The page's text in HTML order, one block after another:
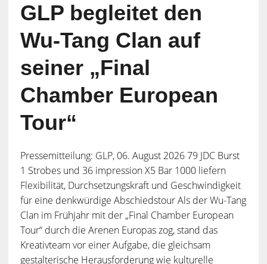
GLP begleitet den
Wu-Tang Clan auf
seiner „Final
Chamber European
Tour“
Pressemitteilung: GLP, 06. August 2026 79 JDC Burst
1 Strobes und 36 impression X5 Bar 1000 liefern
Flexibilität, Durchsetzungskraft und Geschwindigkeit
für eine denkwürdige Abschiedstour Als der Wu-Tang
Clan im Frühjahr mit der „Final Chamber European
Tour“ durch die Arenen Europas zog, stand das
Kreativteam vor einer Aufgabe, die gleichsam
gestalterische Herausforderung wie kulturelle